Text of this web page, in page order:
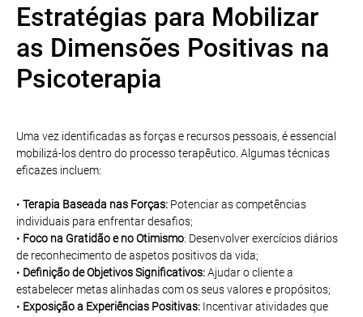
Estratégias para Mobilizar
as Dimensões Positivas na
Psicoterapia
Uma vez identificadas as forças e recursos pessoais, é essencial
mobilizá-los dentro do processo terapêutico. Algumas técnicas
eficazes incluem:
• Terapia Baseada nas Forças: Potenciar as competências
individuais para enfrentar desafios;
• Foco na Gratidão e no Otimismo: Desenvolver exercícios diários
de reconhecimento de aspetos positivos da vida;
• Definição de Objetivos Significativos:Ajudar o cliente a
estabelecer metas alinhadas com os seus valores e propósitos;
• Exposição a Experiências Positivas: Incentivar atividades que